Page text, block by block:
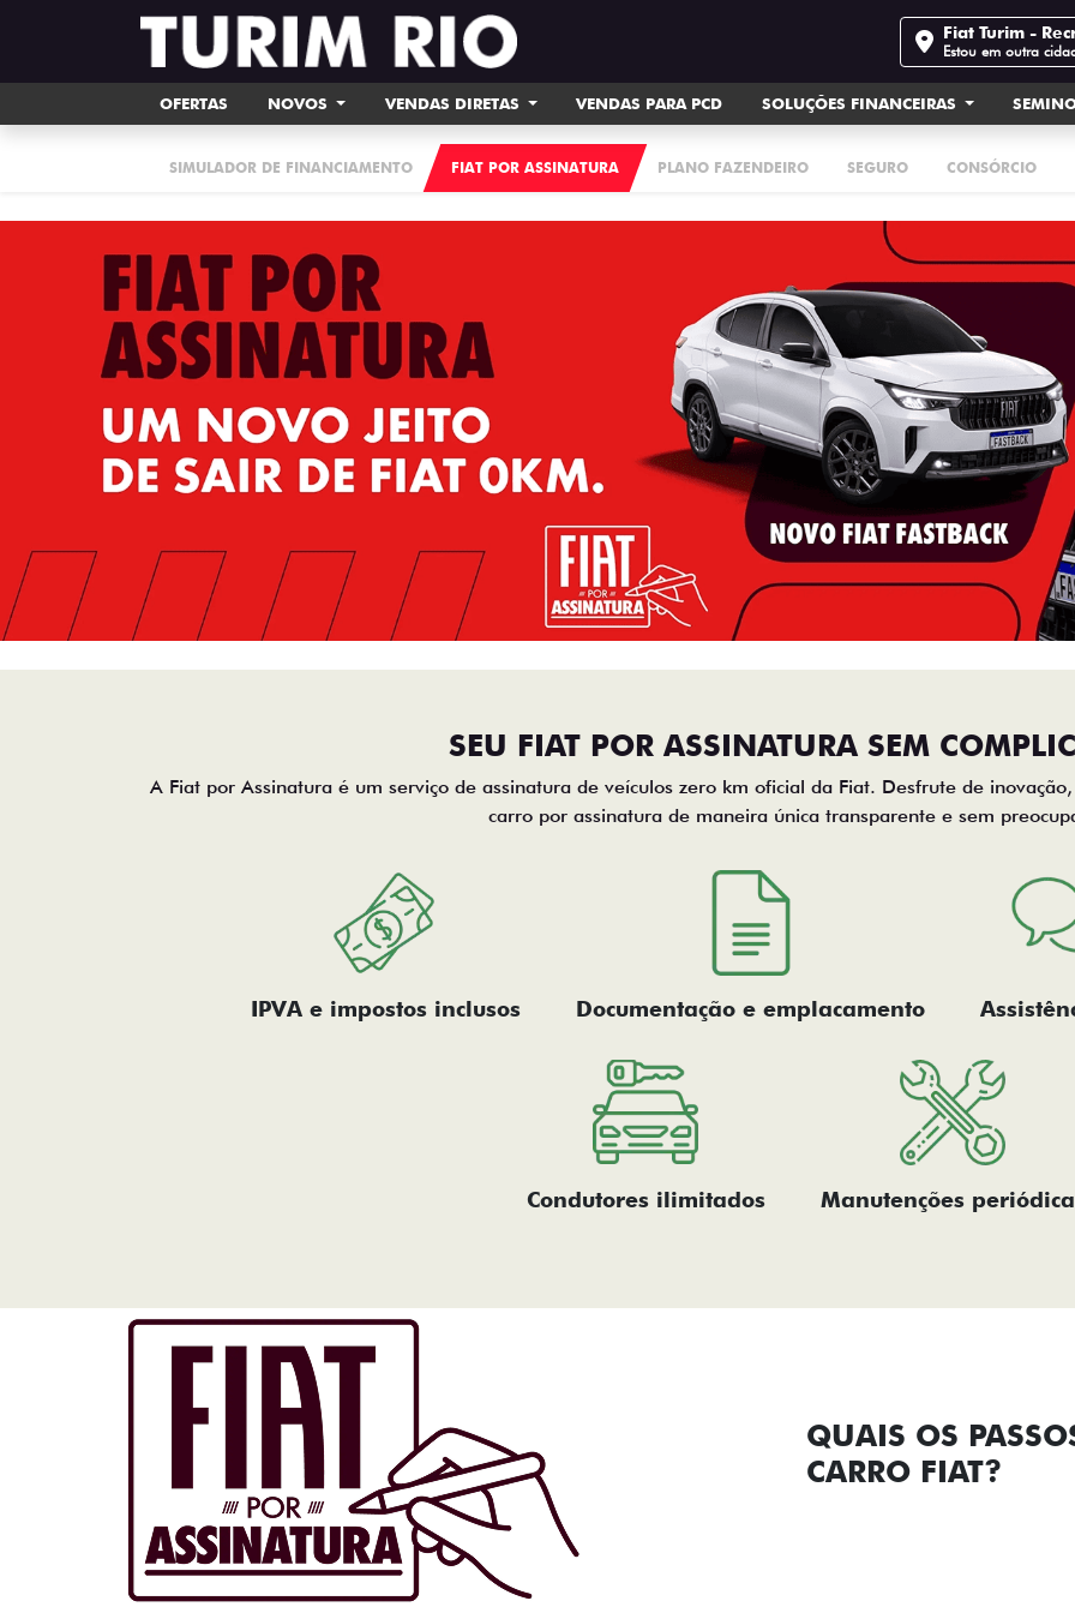
Fiat Turim -
Estou em outra
OFERTAS NOVOS VENDAS DIRETAS VENDAS PARA PCD SOLUÇÕES FINANCEIRAS
SIMULADOR DE FINANCIAMENTO FIAT POR ASSINATURA PLANO FAZENDEIRO SEGURO CONSÓRCIO
SEU FIAT POR ASSINATURA SEM
A Fiat por Assinatura é um serviço de assinatura de veículos zero km oficial da Fiat. Desfrute de
carro por assinatura de maneira única transparente e sem
IPVA e impostos inclusos Documentação e emplacamento
Condutores ilimitados Manutenções
QUAIS OS
CARRO FIAT?​